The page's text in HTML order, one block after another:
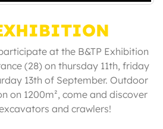
at the B&TP Exhibition
(28) on thursday 11th, friday
13th of September. Outdoor
on 1200m², come and discover
and crawlers!